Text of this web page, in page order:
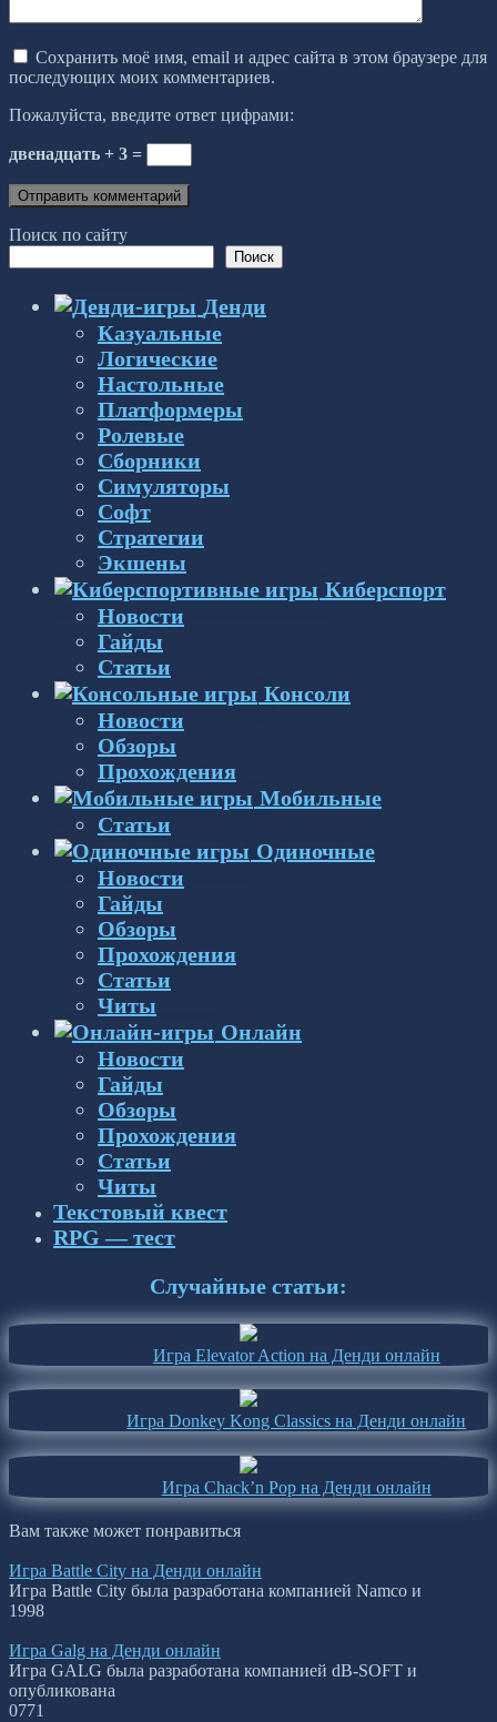
Сохранить моё имя, email и адрес сайта в этом браузере для
последующих моих комментариев.
Пожалуйста, введите ответ цифрами:
двенадцать + 3 =
Поиск по сайту
Поиск
Денди
Казуальные
Логические
Настольные
Платформеры
Ролевые
Сборники
Симуляторы
Софт
Стратегии
Экшены
Киберспорт
Новости
Гайды
Статьи
Консоли
Новости
Обзоры
Прохождения
Мобильные
Статьи
Одиночные
Новости
Гайды
Обзоры
Прохождения
Статьи
Читы
Онлайн
Новости
Гайды
Обзоры
Прохождения
Статьи
Читы
Текстовый квест
RPG — тест
Случайные статьи:
Игра Elevator Action на Денди онлайн
Игра Donkey Kong Classics на Денди онлайн
Игра Chack’n Pop на Денди онлайн
Вам также может понравиться
Игра Battle City на Денди онлайн
Игра Battle City была разработана компанией Namco и
1998
Игра Galg на Денди онлайн
Игра GALG была разработана компанией dB-SOFT и
опубликована
0771